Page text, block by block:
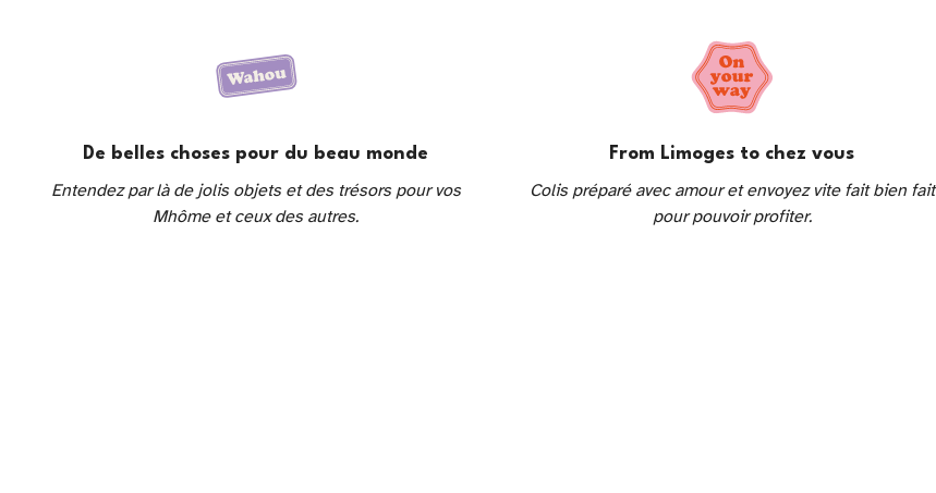
De belles choses pour du beau monde
Entendez par là de jolis objets et des trésors pour vos
Mhôme et ceux des autres.
From Limoges to chez vous
Colis préparé avec amour et envoyez vite fait bien fait
pour pouvoir profiter.